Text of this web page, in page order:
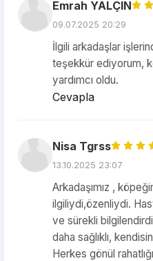
Emrah YALÇIN
09.07.2025 20:29
İlgili arkadaşlar
teşekkür ediyorum,
yardımcı oldu.
Cevapla
Nisa Tgrss
13.10.2025 23:07
Arkadaşımız ,
ilgiliydi,özenliydi.
ve sürekli
daha sağlıklı,
Herkes gönül